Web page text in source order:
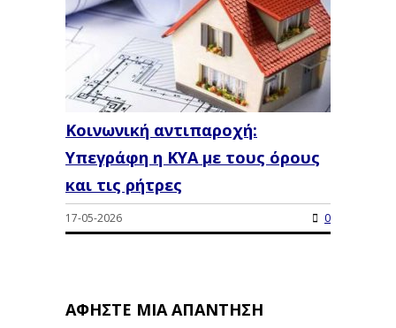
Κοινωνική αντιπαροχή:
Υπεγράφη η ΚΥΑ με τους όρους
και τις ρήτρες
17-05-2026 0
ΑΦΉΣΤΕ ΜΙΑ ΑΠΆΝΤΗΣΗ